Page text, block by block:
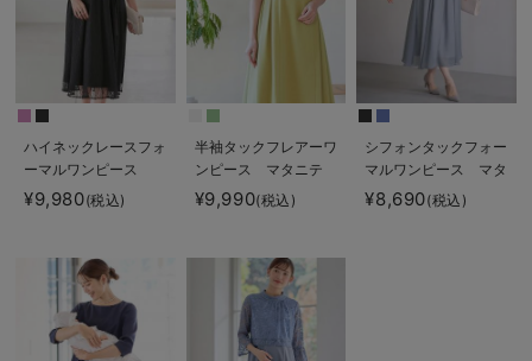
ハイネックレースフォ
ーマルワンピース
¥9,980(税込)
半袖タックフレアーワ
ンピース マタニテ
ィ・産後授乳服【出産
後も長く使える】
¥9,990(税込)
シフォンタックフォー
マルワンピース マタ
ニティ・授乳服【出産
後も長く使える】
¥8,690(税込)